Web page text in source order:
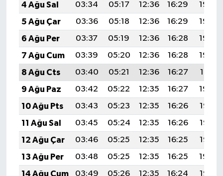
4 Ağu Sal
03:34 05:17 12:36 16:29
19:45
5 Ağu Çar
03:36 05:18 12:36 16:29
19:44
6 Ağu Per
03:37 05:19 12:36 16:28
19:43
7 Ağu Cum
03:39 05:20 12:36 16:28
19:42
8 Ağu Cts
03:40 05:21 12:36 16:27
19:41
9 Ağu Paz
03:42 05:22 12:35 16:27
19:39
10 Ağu Pts
03:43 05:23 12:35 16:26
19:38
11 Ağu Sal
03:45 05:24 12:35 16:26
19:37
12 Ağu Çar
03:46 05:25 12:35 16:25
19:35
13 Ağu Per
03:48 05:25 12:35 16:25
19:34
14 Ağu Cum
03:49 05:26 12:35 16:24
19:33